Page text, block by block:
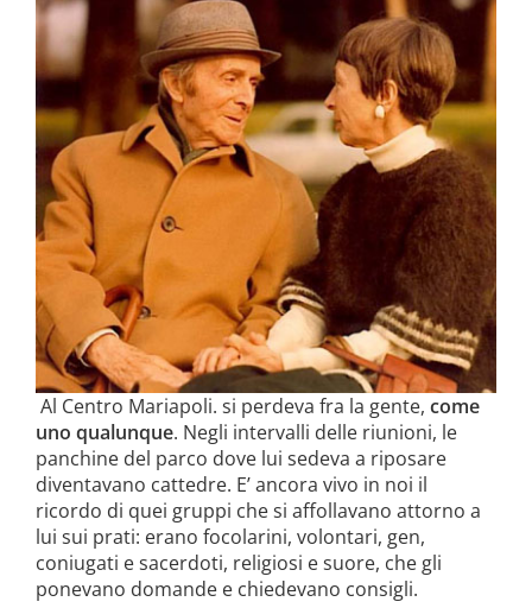
Al Centro Mariapoli. si perdeva fra la gente, come
uno qualunque. Negli intervalli delle riunioni, le
panchine del parco dove lui sedeva a riposare
diventavano cattedre. E’ ancora vivo in noi il
ricordo di quei gruppi che si affollavano attorno a
lui sui prati: erano focolarini, volontari, gen,
coniugati e sacerdoti, religiosi e suore, che gli
ponevano domande e chiedevano consigli.